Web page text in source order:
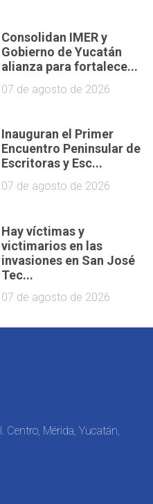
Consolidan IMER y
Gobierno de Yucatán
alianza para fortalece...
07 de agosto de 2026
Inauguran el Primer
Encuentro Peninsular de
Escritoras y Esc...
07 de agosto de 2026
Hay víctimas y
victimarios en las
invasiones en San José
Tec...
07 de agosto de 2026
Mérida, Yucatán,